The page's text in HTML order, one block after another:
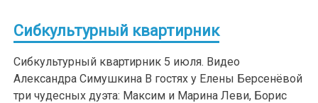
Сибкультурный квартирник
Сибкультурный квартирник 5 июля. Видео
Александра Симушкина В гостях у Елены Берсенёвой
три чудесных дуэта: Максим и Марина Леви, Борис